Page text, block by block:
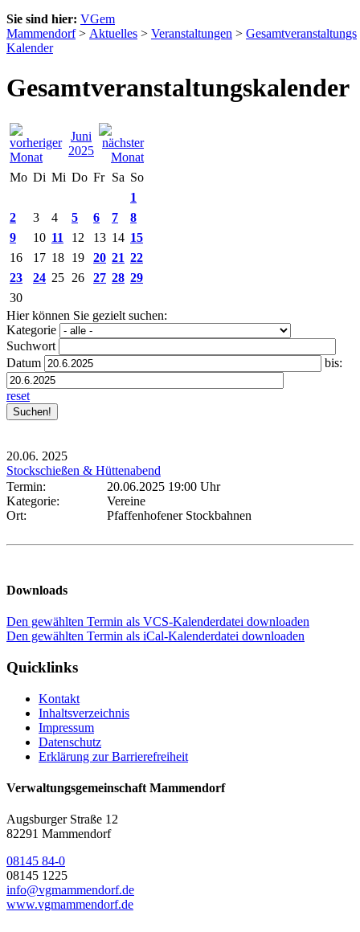
Sie sind hier: VGem
Mammendorf> Aktuelles > Veranstaltungen > Gesamtveranstaltungs
Kalender
Gesamtveranstaltungskalender
Juni
2025
Mo Di Mi Do Fr Sa So
1
2
3 4 5 6 7
8
9
10 11 12 13 14 15
16
17 18 19 20 21 22
23
24 25 26 27 28 29
30
Hier können Sie gezielt suchen:
Kategorie
Suchwort
Datum
bis:
reset
20.06. 2025
Stockschießen & Hüttenabend
Termin:
20.06.2025 19:00 Uhr
Kategorie:
Vereine
Ort:
Pfaffenhofener Stockbahnen
Downloads
Den gewählten Termin als VCS-Kalenderdatei downloaden
Den gewählten Termin als iCal-Kalenderdatei downloaden
Quicklinks
Kontakt
Inhaltsverzeichnis
Impressum
Datenschutz
Erklärung zur Barrierefreiheit
Verwaltungsgemeinschaft Mammendorf
Augsburger Straße 12
82291 Mammendorf
08145 84-0
08145 1225
info@vgmammendorf.de
www.vgmammendorf.de